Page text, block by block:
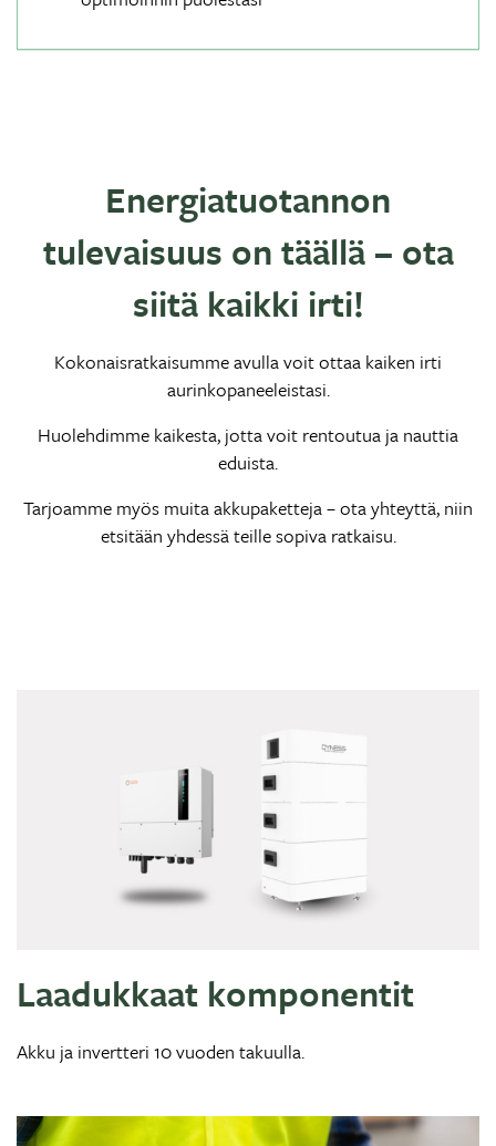
Energiatuotannon
tulevaisuus on täällä – ota
siitä kaikki irti!
Kokonaisratkaisumme avulla voit ottaa kaiken irti
aurinkopaneeleistasi.
Huolehdimme kaikesta, jotta voit rentoutua ja nauttia
eduista.
Tarjoamme myös muita akkupaketteja – ota yhteyttä, niin
etsitään yhdessä teille sopiva ratkaisu.
Laadukkaat komponentit
Akku ja invertteri 10 vuoden takuulla.